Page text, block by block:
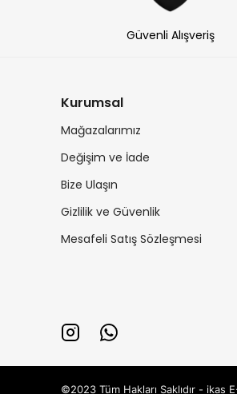
Güvenli Alışveriş
Kurumsal
Mağazalarımız
Değişim ve İade
Bize Ulaşın
Gizlilik ve Güvenlik
Mesafeli Satış Sözleşmesi
©2023 Tüm Hakları Saklıdır - ikas